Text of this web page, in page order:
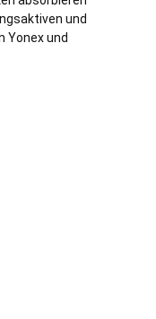
und
Yonex und